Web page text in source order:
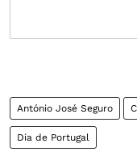
António José Seguro
Dia de Portugal